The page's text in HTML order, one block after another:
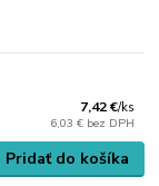
7,42 €/ks
6,03 € bez DPH
Pridať do košíka